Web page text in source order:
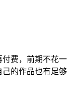
费，前期不花一
的作品也有足够